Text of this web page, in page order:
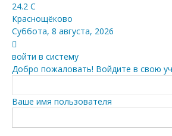
24.2 C
Краснощёково
Суббота, 8 августа, 2026
войти в систему
Добро пожаловать! Войдите в свою
Ваше имя пользователя